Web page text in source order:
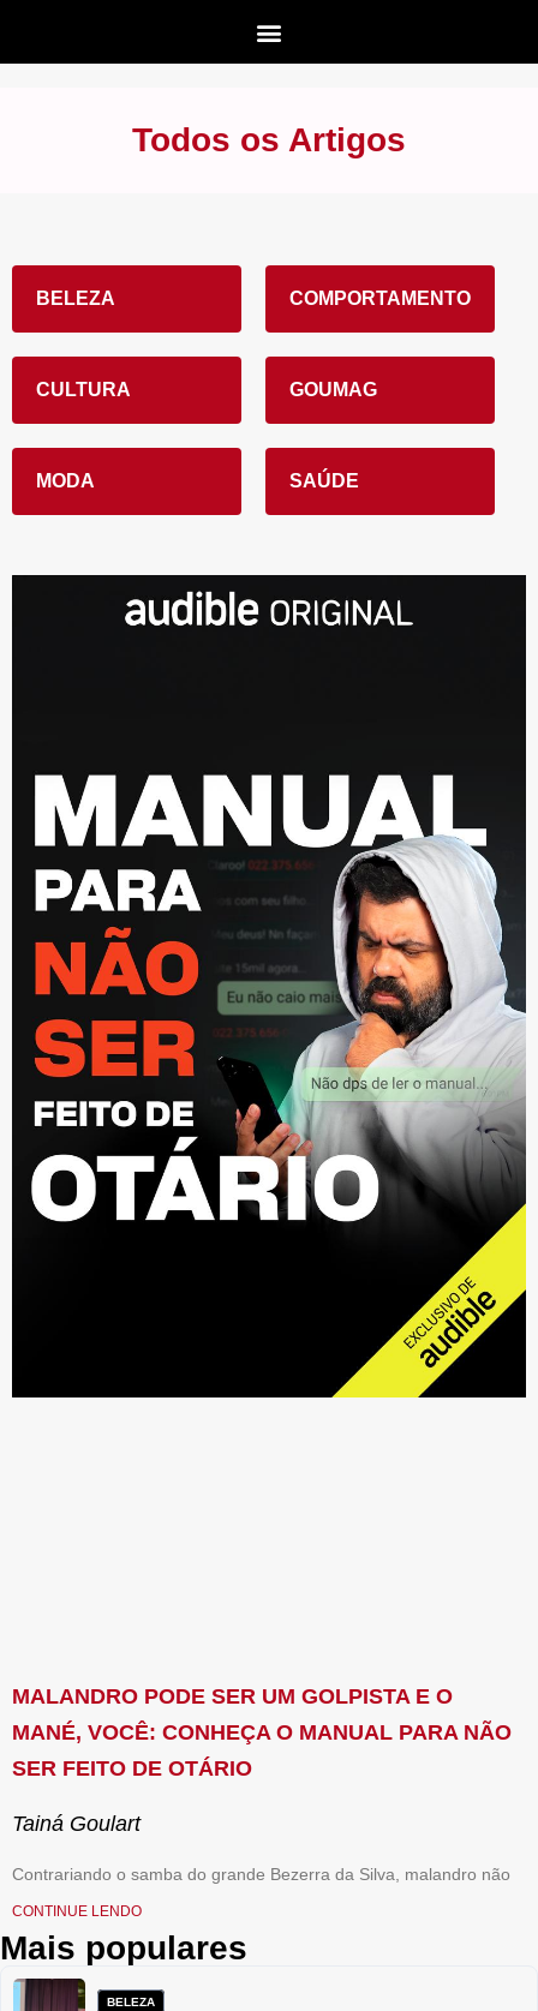
Todos os Artigos
BELEZA COMPORTAMENTO
CULTURA GOUMAG
MODA SAÚDE
MALANDRO PODE SER UM GOLPISTA E O
MANÉ, VOCÊ: CONHEÇA O MANUAL PARA NÃO
SER FEITO DE OTÁRIO
Tainá Goulart
Contrariando o samba do grande Bezerra da Silva, malandro não
CONTINUE LENDO
Mais populares
BELEZA